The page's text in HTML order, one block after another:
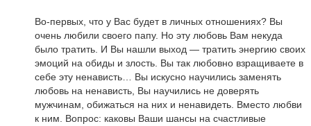
Во-первых, что у Вас будет в личных отношениях? Вы
очень любили своего папу. Но эту любовь Вам некуда
было тратить. И Вы нашли выход — тратить энергию своих
эмоций на обиды и злость. Вы так любовно взращиваете в
себе эту ненависть… Вы искусно научились заменять
любовь на ненависть, Вы научились не доверять
мужчинам, обижаться на них и ненавидеть. Вместо любви
к ним. Вопрос: каковы Ваши шансы на счастливые